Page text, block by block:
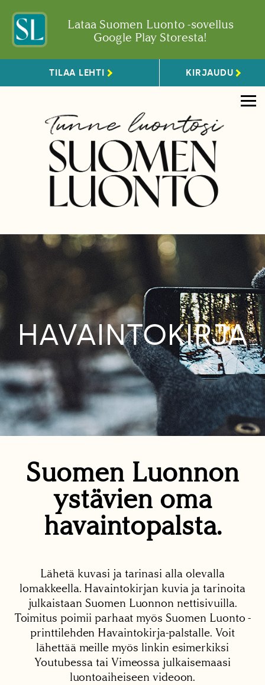
Lataa Suomen Luonto -sovellus
Google Play Storesta!
TILAA LEHTI KIRJAUDU
HAVAINTOKIRJA
Suomen Luonnon
ystävien oma
havaintopalsta.
Lähetä kuvasi ja tarinasi alla olevalla
lomakkeella. Havaintokirjan kuvia ja tarinoita
julkaistaan Suomen Luonnon nettisivuilla.
Toimitus poimii parhaat myös Suomen Luonto -
printtilehden Havaintokirja-palstalle. Voit
lähettää meille myös linkin esimerkiksi
Youtubessa tai Vimeossa julkaisemaasi
luontoaiheiseen videoon.